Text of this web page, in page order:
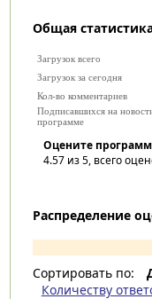
Общая
Загрузок всего
Загрузок за сегодня
Кол-во комментариев
Подписавшихся на
программе
Оцените
4.57из 5, всего
Распределение
Сортировать по:
Количеству